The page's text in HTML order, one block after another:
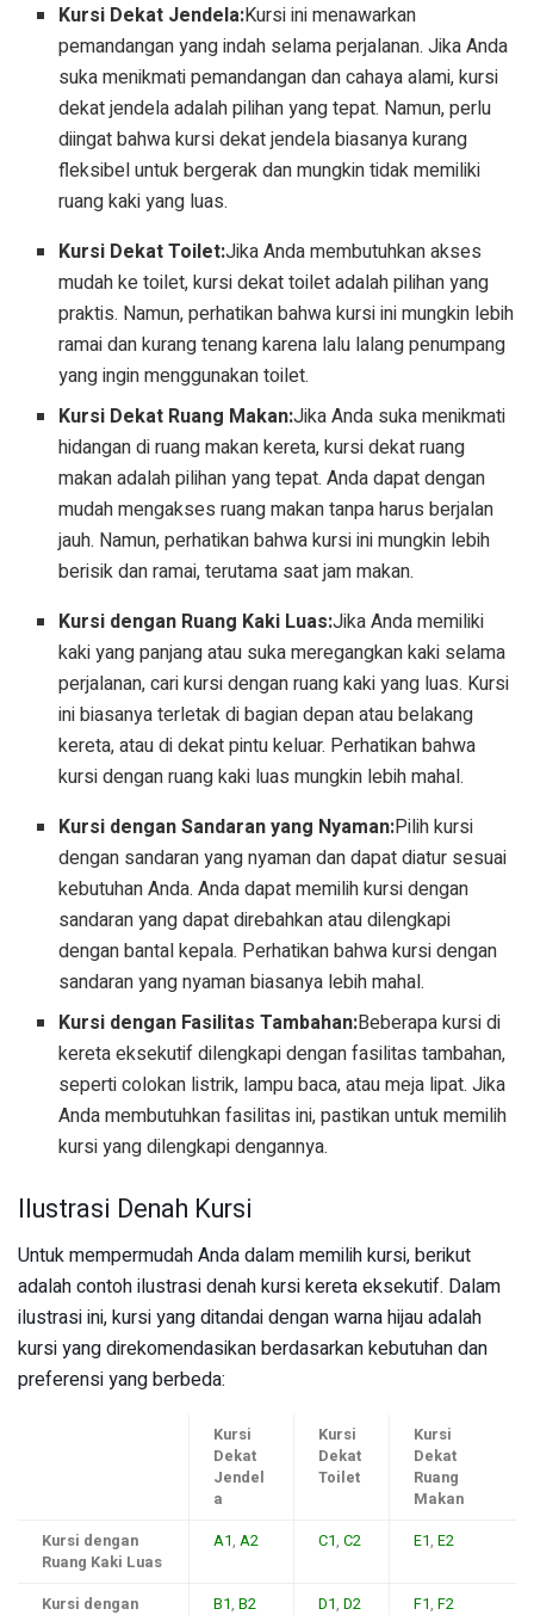
Kursi Dekat Jendela:Kursi ini menawarkan
pemandangan yang indah selama perjalanan. Jika Anda
suka menikmati pemandangan dan cahaya alami, kursi
dekat jendela adalah pilihan yang tepat. Namun, perlu
diingat bahwa kursi dekat jendela biasanya kurang
fleksibel untuk bergerak dan mungkin tidak memiliki
ruang kaki yang luas.
Kursi Dekat Toilet:Jika Anda membutuhkan akses
mudah ke toilet, kursi dekat toilet adalah pilihan yang
praktis. Namun, perhatikan bahwa kursi ini mungkin lebih
ramai dan kurang tenang karena lalu lalang penumpang
yang ingin menggunakan toilet.
Kursi Dekat Ruang Makan:Jika Anda suka menikmati
hidangan di ruang makan kereta, kursi dekat ruang
makan adalah pilihan yang tepat. Anda dapat dengan
mudah mengakses ruang makan tanpa harus berjalan
jauh. Namun, perhatikan bahwa kursi ini mungkin lebih
berisik dan ramai, terutama saat jam makan.
Kursi dengan Ruang Kaki Luas:Jika Anda memiliki
kaki yang panjang atau suka meregangkan kaki selama
perjalanan, cari kursi dengan ruang kaki yang luas. Kursi
ini biasanya terletak di bagian depan atau belakang
kereta, atau di dekat pintu keluar. Perhatikan bahwa
kursi dengan ruang kaki luas mungkin lebih mahal.
Kursi dengan Sandaran yang Nyaman:Pilih kursi
dengan sandaran yang nyaman dan dapat diatur sesuai
kebutuhan Anda. Anda dapat memilih kursi dengan
sandaran yang dapat direbahkan atau dilengkapi
dengan bantal kepala. Perhatikan bahwa kursi dengan
sandaran yang nyaman biasanya lebih mahal.
Kursi dengan Fasilitas Tambahan:Beberapa kursi di
kereta eksekutif dilengkapi dengan fasilitas tambahan,
seperti colokan listrik, lampu baca, atau meja lipat. Jika
Anda membutuhkan fasilitas ini, pastikan untuk memilih
kursi yang dilengkapi dengannya.
Ilustrasi Denah Kursi
Untuk mempermudah Anda dalam memilih kursi, berikut
adalah contoh ilustrasi denah kursi kereta eksekutif. Dalam
ilustrasi ini, kursi yang ditandai dengan warna hijau adalah
kursi yang direkomendasikan berdasarkan kebutuhan dan
preferensi yang berbeda:
Kursi
Dekat
Jendel
a
Kursi
Dekat
Toilet
Kursi
Dekat
Ruang
Makan
Kursi dengan
Ruang Kaki Luas
A1, A2 C1, C2 E1, E2
Kursi dengan
B1, B2 D1, D2 F1, F2